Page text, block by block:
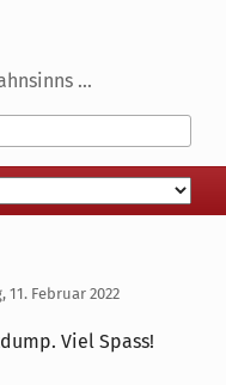
...
11. Februar 2022
Viel Spass!